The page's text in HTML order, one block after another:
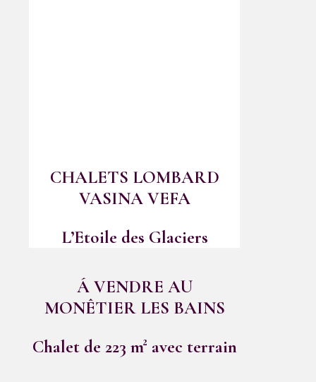
CHALETS LOMBARD
VASINA VEFA
L’Etoile des Glaciers
Á VENDRE AU
MONÊTIER LES BAINS
Chalet de 223 m² avec terrain